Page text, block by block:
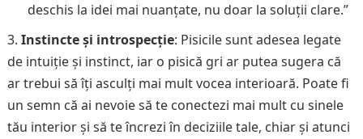
deschis la idei mai nuanțate, nu doar la soluții clare.”
Instincte și introspecție: Pisicile sunt adesea legate
de intuiție și instinct, iar o pisică gri ar putea sugera că
ar trebui să îți asculți mai mult vocea interioară. Poate fi
un semn că ai nevoie să te conectezi mai mult cu sinele
tău interior și să te încrezi în deciziile tale, chiar și atunci